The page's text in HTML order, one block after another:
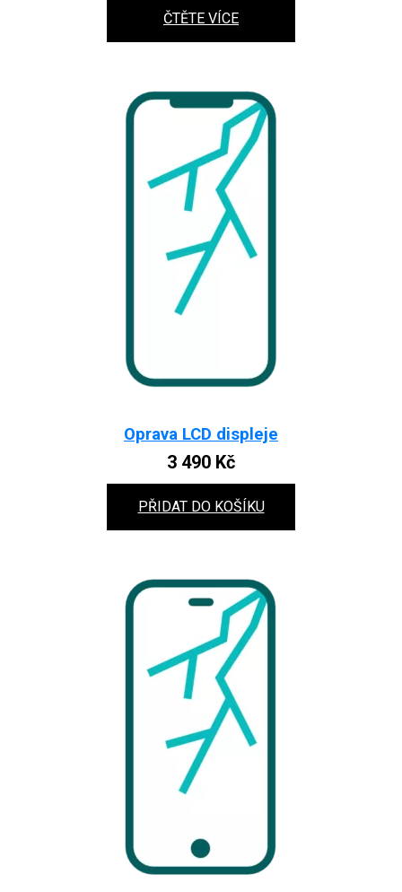
ČTĚTE VÍCE
Oprava LCD displeje
3 490 Kč
PŘIDAT DO KOŠÍKU